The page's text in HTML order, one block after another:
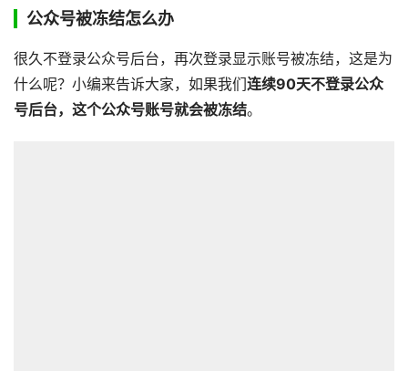
公众号被冻结怎么办
很久不登录公众号后台，再次登录显示账号被冻结，这是为
什么呢？小编来告诉大家，如果我们连续90天不登录公众
号后台，这个公众号账号就会被冻结。